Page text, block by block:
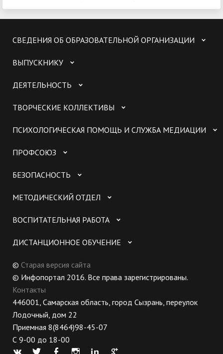
СВЕДЕНИЯ ОБ ОБРАЗОВАТЕЛЬНОЙ ОРГАНИЗАЦИИ
ВЫПУСКНИКУ
ДЕЯТЕЛЬНОСТЬ
ТВОРЧЕСКИЕ КОЛЛЕКТИВЫ
ПСИХОЛОГИЧЕСКАЯ ПОМОЩЬ И СЛУЖБА МЕДИАЦИИ
ПРОФСОЮЗ
БЕЗОПАСНОСТЬ
МЕТОДИЧЕСКИЙ ОТДЕЛ
ВОСПИТАТЕЛЬНАЯ РАБОТА
ДИСТАНЦИОННОЕ ОБУЧЕНИЕ
© Старая версия сайта
© Инфопортал 2016. Все права зарегистрированы.
Контакты
446001, Самарская область, город Сызрань, переулок
Лодочный, дом 22
Приемная 8(8464)98-45-07
С 9-00 до 18-00